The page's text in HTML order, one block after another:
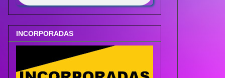
INCORPORADAS